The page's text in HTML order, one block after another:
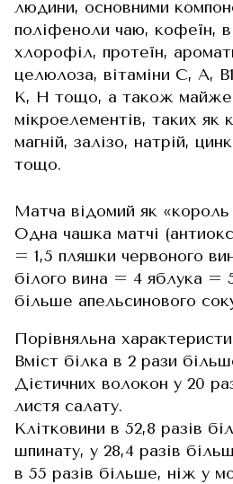
людини, основними
поліфеноли чаю, кофеїн,
хлорофіл, протеїн,
целюлоза, вітаміни С, А,
K, H тощо, а також майже
мікроелементів, таких як
магній, залізо, натрій,
тощо.
Матча відомий як «король
Одна чашка матчі
= 1,5 пляшки червоного
білого вина = 4 яблука =
більше апельсинового
Порівняльна
Вміст білка в 2 рази
Дієтичних волокон у 20
листя салату.
Клітковини в 52,8 разів
шпинату, у 28,4 разів
в 55 разів більше, ніж у